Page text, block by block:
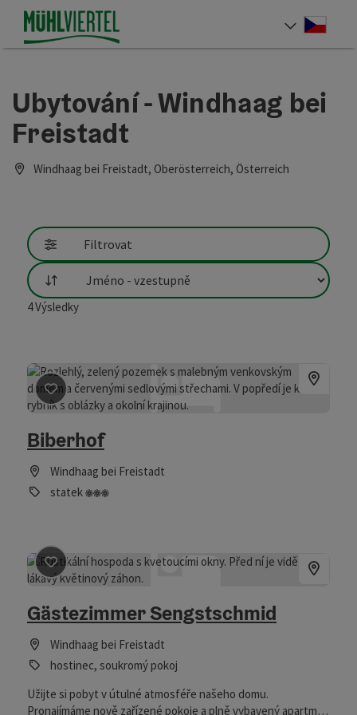
ObsahAccesskey
[0]
NavigaceAccesskey
[1]
Začátek stránky
Volba
Ubytování - Windhaag bei
Freistadt
Windhaag bei Freistadt, Oberösterreich, Österreich
Filtrovat
Třídění
4Výsledky
Označit příspěvek : Biberhof
Biberhof
Windhaag bei Freistadt
statek
3 Blumen
Označit příspěvek
Gästezimmer Sengstschmid
Windhaag bei Freistadt
hostinec, soukromý pokoj
Užijte si pobyt v útulné atmosféře našeho domu.
Pronajímáme nově zařízené pokoje a plně vybavený apartmán